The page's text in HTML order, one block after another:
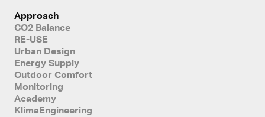
Approach
CO2 Balance
RE-USE
Urban Design
Energy Supply
Outdoor Comfort
Monitoring
Academy
KlimaEngineering